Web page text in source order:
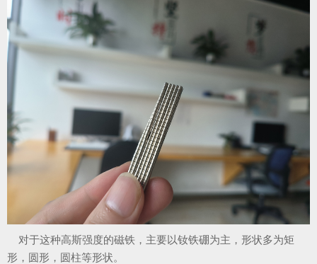
对于这种高斯强度的磁铁，主要以钕铁硼为主，形状多为矩
形，圆形，圆柱等形状。